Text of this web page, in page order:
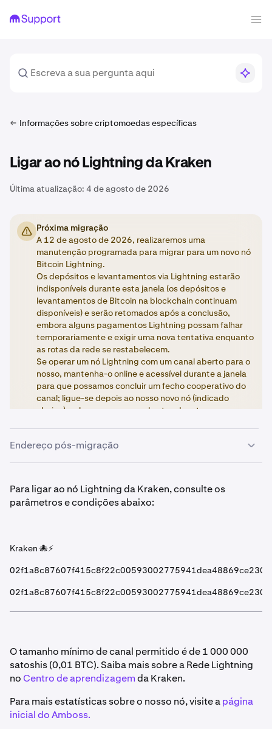
Informações sobre criptomoedas específicas
Ligar ao nó Lightning da Kraken
Última atualização: 4 de agosto de 2026
Próxima migração
A 12 de agosto de 2026, realizaremos uma
manutenção programada para migrar para um novo nó
Bitcoin Lightning.
Os depósitos e levantamentos via Lightning estarão
indisponíveis durante esta janela (os depósitos e
levantamentos de Bitcoin na blockchain continuam
disponíveis) e serão retomados após a conclusão,
embora alguns pagamentos Lightning possam falhar
temporariamente e exigir uma nova tentativa enquanto
as rotas da rede se restabelecem.
Se operar um nó Lightning com um canal aberto para o
nosso, mantenha-o online e acessível durante a janela
para que possamos concluir um fecho cooperativo do
canal; ligue-se depois ao nosso novo nó (indicado
abaixo) e abra um novo canal antes de retomar o
Endereço pós-migração
Para ligar ao nó Lightning da Kraken, consulte os
parâmetros e condições abaixo:
Kraken 🐙⚡
O tamanho mínimo de canal permitido é de 1 000 000
satoshis (0,01 BTC). Saiba mais sobre a Rede Lightning
no Centro de aprendizagemda Kraken.
Para mais estatísticas sobre o nosso nó, visite apágina
inicial do Amboss.